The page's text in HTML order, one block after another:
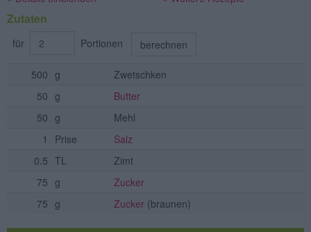
Zutaten
für Portionen berechnen
500 g
Zwetschken
50 g
Butter
50 g
Mehl
1
Prise
Salz
0.5 TL
Zimt
75 g
Zucker
75 g Zucker (braunen)